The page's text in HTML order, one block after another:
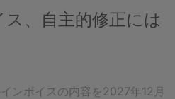
、自主的修正には
ンボイスの内容を2027年12月